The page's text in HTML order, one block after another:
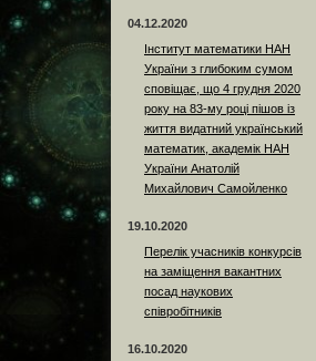
04.12.2020
Інститут математики НАН
України з глибоким сумом
сповіщає, що 4 грудня 2020
року на 83-му році пішов із
життя видатний український
математик, академік НАН
України Анатолій
Михайлович Самойленко
19.10.2020
Перелік учасників конкурсів
на заміщення вакантних
посад наукових
співробітників
16.10.2020